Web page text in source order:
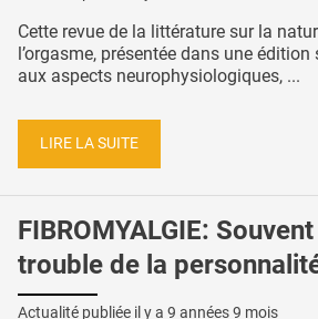
Cette revue de la littérature sur la
l’orgasme, présentée dans une
aux aspects neurophysiologiques, ...
LIRE LA SUITE
FIBROMYALGIE:
trouble de la
Actualité publiée il y a 9 années 9 mois